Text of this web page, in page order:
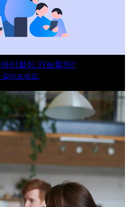
이럴이 가능할까?
아보세요.